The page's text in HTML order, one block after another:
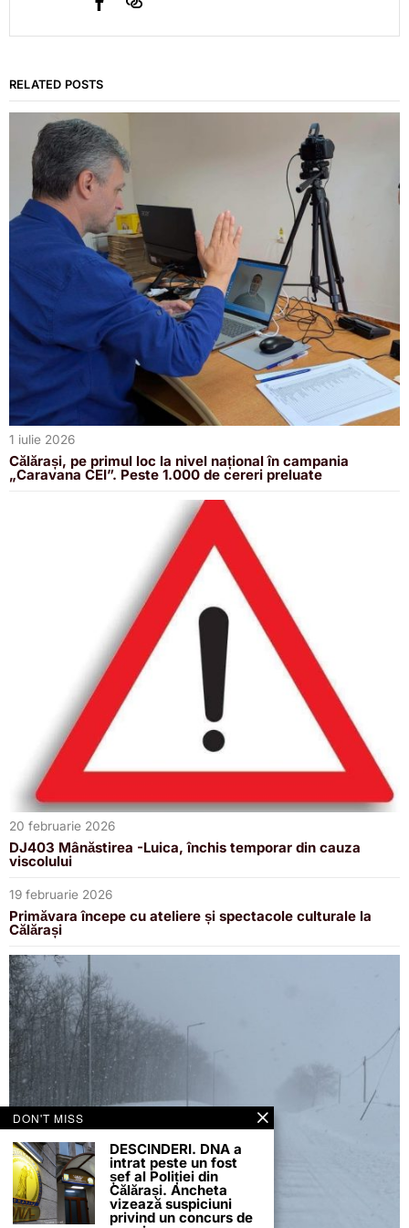
RELATED POSTS
1 iulie 2026
Călărași, pe primul loc la nivel național în campania
„Caravana CEI”. Peste 1.000 de cereri preluate
20 februarie 2026
DJ403 Mânăstirea -Luica, închis temporar din cauza
viscolului
19 februarie 2026
Primăvara începe cu ateliere și spectacole culturale la
Călărași
DON'T MISS
DESCINDERI. DNA a
intrat peste un fost
șef al Poliției din
Călărași. Ancheta
vizează suspiciuni
privind un concurs de